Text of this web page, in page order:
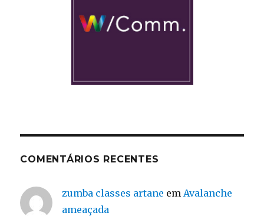
COMENTÁRIOS RECENTES
zumba classes artane em Avalanche
ameaçada